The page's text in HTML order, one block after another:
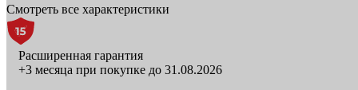
Смотреть все характеристики
Расширенная гарантия
+3 месяца при покупке до 31.08.2026